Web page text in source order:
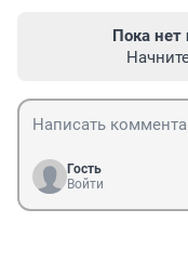
Пока нет
Гость
Войти